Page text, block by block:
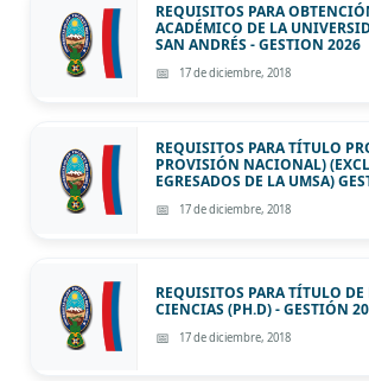
REQUISITOS PARA
ACADÉMICO DE LA
SAN ANDRÉS - GESTION 2026
17 de diciembre, 2018
REQUISITOS PARA TÍTULO
PROVISIÓN NACIONAL)
EGRESADOS DE LA UMSA)
17 de diciembre, 2018
REQUISITOS PARA TÍTULO DE
CIENCIAS (PH.D) - GESTIÓN
17 de diciembre, 2018